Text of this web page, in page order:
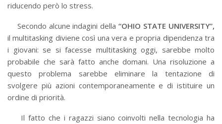
riducendo però lo stress.
Secondo alcune indagini della“OHIO STATE UNIVERSITY”,
il multitasking diviene così una vera e propria dipendenza tra
i giovani: se si facesse multitasking oggi, sarebbe molto
probabile che sarà fatto anche domani. Una risoluzione a
questo problema sarebbe eliminare la tentazione di
svolgere più azioni contemporaneamente e di istituire un
ordine di priorità.
Il fatto che i ragazzi siano coinvolti nella tecnologia ha